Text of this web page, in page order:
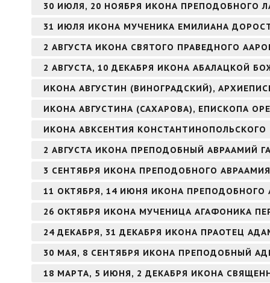
30 ИЮЛЯ, 20 НОЯБРЯ ИКОНА ПРЕПОДОБНОГО
31 ИЮЛЯ ИКОНА МУЧЕНИКА ЕМИЛИАНА
2 АВГУСТА ИКОНА СВЯТОГО ПРАВЕДНОГО
2 АВГУСТА, 10 ДЕКАБРЯ ИКОНА АБАЛАЦКОЙ
ИКОНА АВГУСТИН (ВИНОГРАДСКИЙ),
ИКОНА АВГУСТИНА (САХАРОВА), ЕПИСКОПА
ИКОНА АВКСЕНТИЯ КОНСТАНТИНОПОЛЬСКОГО
2 АВГУСТА ИКОНА ПРЕПОДОБНЫЙ АВРААМИЙ
3 СЕНТЯБРЯ ИКОНА ПРЕПОДОБНОГО
11 ОКТЯБРЯ, 14 ИЮНЯ ИКОНА ПРЕПОДОБНОГО
26 ОКТЯБРЯ ИКОНА МУЧЕНИЦА АГАФОНИКА
24 ДЕКАБРЯ, 31 ДЕКАБРЯ ИКОНА ПРАОТЕЦ
30 МАЯ, 8 СЕНТЯБРЯ ИКОНА ПРЕПОДОБНЫЙ
18 МАРТА, 5 ИЮНЯ, 2 ДЕКАБРЯ ИКОНА